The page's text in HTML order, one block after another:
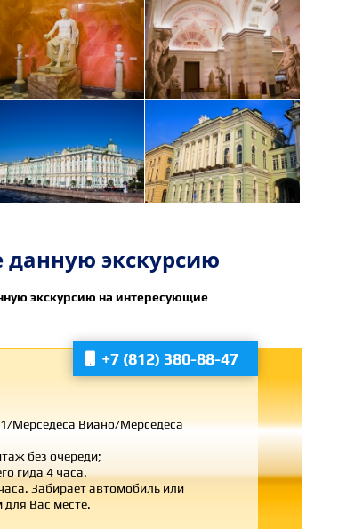
экскурсию
экскурсию на интересующие
+7 (812) 380-88-47
Мерседеса Виано/Мерседеса
без очереди;
гида 4 часа.
Забирает автомобиль или
для Вас месте.